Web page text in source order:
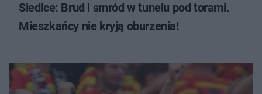
Siedlce: Brud i smród w tunelu pod torami.
Mieszkańcy nie kryją oburzenia!